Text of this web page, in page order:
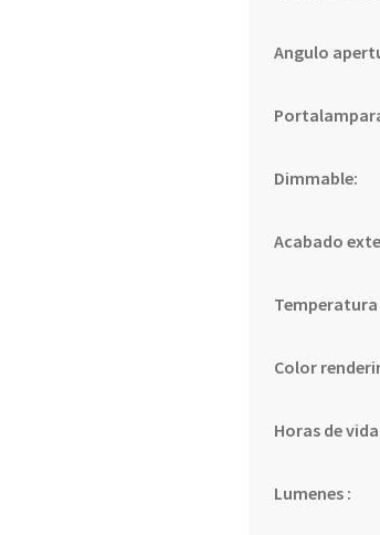
Angulo
Dimmable:
Acabado
Temperatura
Color
Horas de vida
Lumenes :